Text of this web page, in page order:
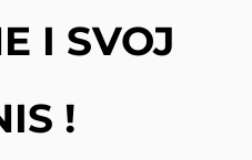
I SVOJ
!